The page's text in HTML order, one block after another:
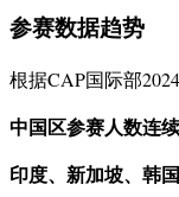
参赛数据趋势
根据CAP国际部
中国区参赛人数连
印度、新加坡、韩国